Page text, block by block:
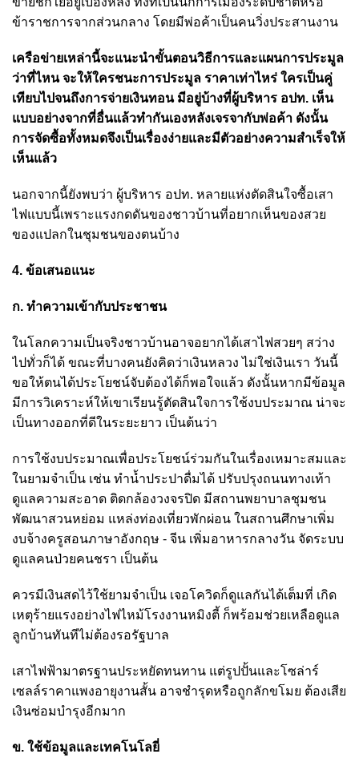
ข้าราชการจากส่วนกลาง โดยมีพ่อค้าเป็นคนวิ่งประสานงาน
เครือข่ายเหล่านี้จะแนะนำขั้นตอนวิธีการและแผนการประมูล
ว่าที่ไหน จะให้ใครชนะการประมูล ราคาเท่าไหร่ ใครเป็นคู่
เทียบไปจนถึงการจ่ายเงินทอน มีอยู่บ้างที่ผู้บริหาร อปท. เห็น
แบบอย่างจากที่อื่นแล้วทำกันเองหลังเจรจากับพ่อค้า ดังนั้น
การจัดซื้อทั้งหมดจึงเป็นเรื่องง่ายและมีตัวอย่างความสำเร็จให้
เห็นแล้ว
นอกจากนี้ยังพบว่า ผู้บริหาร อปท. หลายแห่งตัดสินใจซื้อเสา
ไฟแบบนี้เพราะแรงกดดันของชาวบ้านที่อยากเห็นของสวย
ของแปลกในชุมชนของตนบ้าง
4. ข้อเสนอแนะ
ก. ทำความเข้ากับประชาชน
ในโลกความเป็นจริงชาวบ้านอาจอยากได้เสาไฟสวยๆ สว่าง
ไปทั่วก็ได้ ขณะที่บางคนยังคิดว่าเงินหลวง ไม่ใช่เงินเรา วันนี้
ขอให้ตนได้ประโยชน์จับต้องได้ก็พอใจแล้ว ดังนั้นหากมีข้อมูล
มีการวิเคราะห์ให้เขาเรียนรู้ตัดสินใจการใช้งบประมาณ น่าจะ
เป็นทางออกที่ดีในระยะยาว เป็นต้นว่า
การใช้งบประมาณเพื่อประโยชน์ร่วมกันในเรื่องเหมาะสมและ
ในยามจำเป็น เช่น ทำน้ำประปาดื่มได้ ปรับปรุงถนนทางเท้า
ดูแลความสะอาด ติดกล้องวงจรปิด มีสถานพยาบาลชุมชน
พัฒนาสวนหย่อม แหล่งท่องเที่ยวพักผ่อน ในสถานศึกษาเพิ่ม
งบจ้างครูสอนภาษาอังกฤษ - จีน เพิ่มอาหารกลางวัน จัดระบบ
ดูแลคนป่วยคนชรา เป็นต้น
ควรมีเงินสดไว้ใช้ยามจำเป็น เจอโควิดก็ดูแลกันได้เต็มที่ เกิด
เหตุร้ายแรงอย่างไฟไหม้โรงงานหมิงตี้ ก็พร้อมช่วยเหลือดูแล
ลูกบ้านทันทีไม่ต้องรอรัฐบาล
เสาไฟฟ้ามาตรฐานประหยัดทนทาน แต่รูปปั้นและโซล่าร์
เซลล์ราคาแพงอายุงานสั้น อาจชำรุดหรือถูกลักขโมย ต้องเสีย
เงินซ่อมบำรุงอีกมาก
ข. ใช้ข้อมูลและเทคโนโลยี่